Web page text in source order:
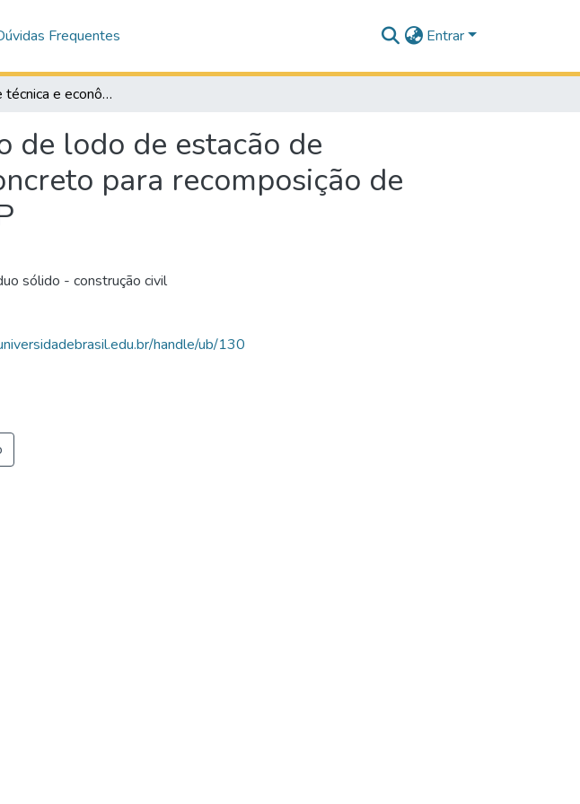
Frequentes Entrar
Viabilidade técnica e econômica do uso de lodo de estacão de tratamento de água como adição ao concreto para recomposição de calçadas na cidade de Descalvado – SP
de lodo de estacão de
para recomposição de
sólido - construção civil
handle/ub/130